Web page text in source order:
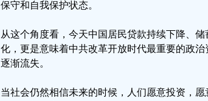
保守和自我保护状态。
从这个角度看，今天中国居民贷款持续下降、
化，更是意味着中共改革开放时代最重要的
逐渐流失。
当社会仍然相信未来的时候，人们愿意投资，